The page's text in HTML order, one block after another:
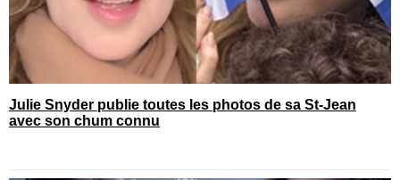
Julie Snyder publie toutes les photos de sa St-Jean
avec son chum connu